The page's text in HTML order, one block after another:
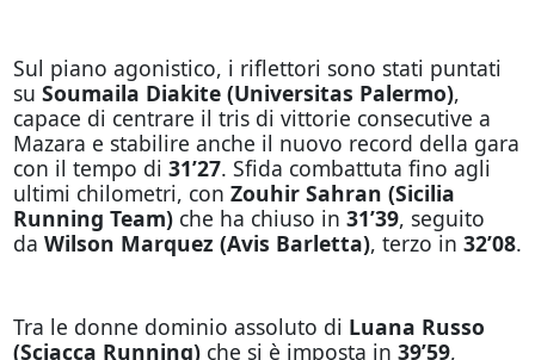
Sul piano agonistico, i riflettori sono stati puntati
su Soumaila Diakite (Universitas Palermo),
capace di centrare il tris di vittorie consecutive a
Mazara e stabilire anche il nuovo record della gara
con il tempo di 31’27. Sfida combattuta fino agli
ultimi chilometri, con Zouhir Sahran (Sicilia
Running Team)che ha chiuso in 31’39, seguito
da Wilson Marquez (Avis Barletta), terzo in 32’08.
Tra le donne dominio assoluto di Luana Russo
(Sciacca Running)che si è imposta in 39’59,